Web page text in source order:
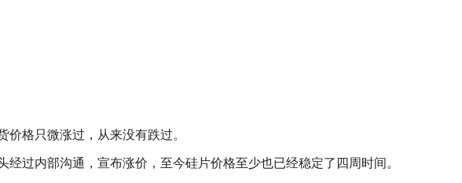
格只微涨过，从来没有跌过。
过内部沟通，宣布涨价，至今硅片价格至少也已经稳定了四周时间。